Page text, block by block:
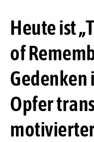
Heute ist
of
Gedenken
Opfer